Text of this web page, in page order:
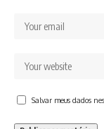
Salvar meus dados